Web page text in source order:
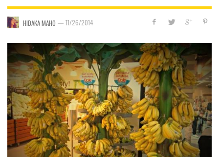
HIDAKA MAHO — 11/26/2014